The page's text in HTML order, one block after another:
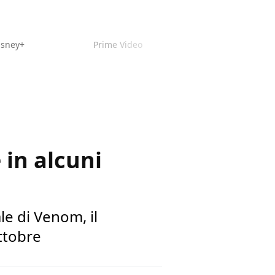
Prime Video
in alcuni
di Venom, il